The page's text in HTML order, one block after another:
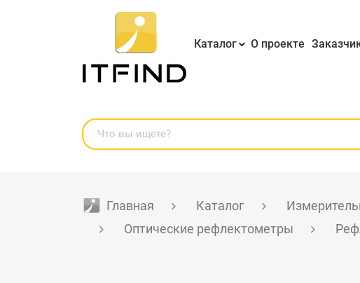
Каталог О проекте
Главная Каталог
Оптические рефлектометры